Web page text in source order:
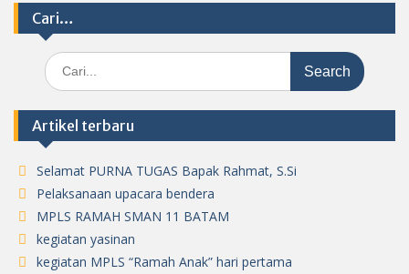
Cari…
Search
for:
Artikel terbaru
Selamat PURNA TUGAS Bapak Rahmat, S.Si
Pelaksanaan upacara bendera
MPLS RAMAH SMAN 11 BATAM
kegiatan yasinan
kegiatan MPLS “Ramah Anak” hari pertama